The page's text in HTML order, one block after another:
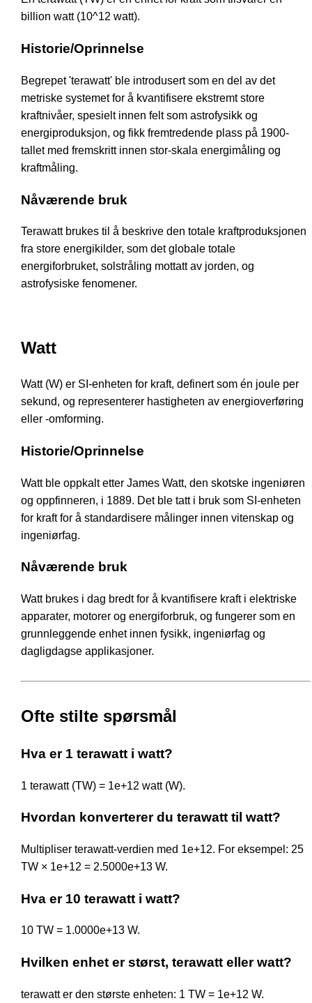
billion watt (10^12 watt).
Historie/Oprinnelse
Begrepet 'terawatt' ble introdusert som en del av det
metriske systemet for å kvantifisere ekstremt store
kraftnivåer, spesielt innen felt som astrofysikk og
energiproduksjon, og fikk fremtredende plass på 1900-
tallet med fremskritt innen stor-skala energimåling og
kraftmåling.
Nåværende bruk
Terawatt brukes til å beskrive den totale kraftproduksjonen
fra store energikilder, som det globale totale
energiforbruket, solstråling mottatt av jorden, og
astrofysiske fenomener.
Watt
Watt (W) er SI-enheten for kraft, definert som én joule per
sekund, og representerer hastigheten av energioverføring
eller -omforming.
Historie/Oprinnelse
Watt ble oppkalt etter James Watt, den skotske ingeniøren
og oppfinneren, i 1889. Det ble tatt i bruk som SI-enheten
for kraft for å standardisere målinger innen vitenskap og
ingeniørfag.
Nåværende bruk
Watt brukes i dag bredt for å kvantifisere kraft i elektriske
apparater, motorer og energiforbruk, og fungerer som en
grunnleggende enhet innen fysikk, ingeniørfag og
dagligdagse applikasjoner.
Ofte stilte spørsmål
Hva er 1 terawatt i watt?
1 terawatt (TW) = 1e+12 watt (W).
Hvordan konverterer du terawatt til watt?
Multipliser terawatt-verdien med 1e+12. For eksempel: 25
TW × 1e+12 = 2.5000e+13 W.
Hva er 10 terawatt i watt?
10 TW = 1.0000e+13 W.
Hvilken enhet er størst, terawatt eller watt?
terawatt er den største enheten: 1 TW = 1e+12 W.